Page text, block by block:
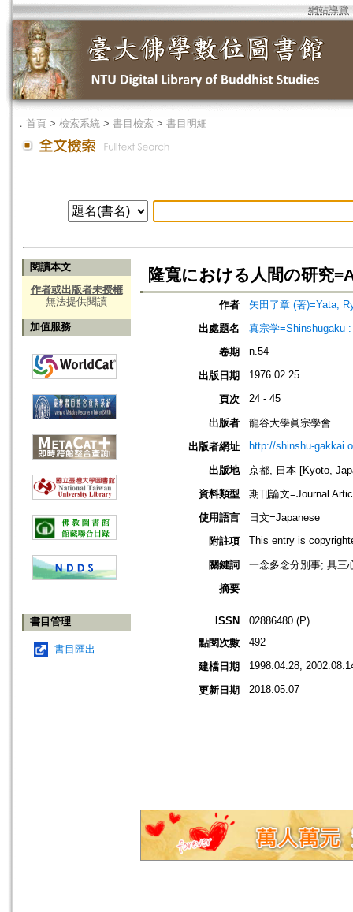
網站導覽
． 首頁 > 檢索系統 > 書目檢索 > 書目明細
閱讀本文
作者或出版者未授權
無法提供閱讀
加值服務
書目管理
書目匯出
隆寬における人間の研究
作者
矢田了章 (著)=Yata,
出處題名
真宗学=Shinshugaku
卷期
n.54
出版日期 1976.02.25
頁次 24 - 45
出版者
龍谷大學眞宗學會
出版者網址
http://shinshu-
出版地
京都, 日本 [Kyoto,
資料類型
期刊論文=Journal
使用語言
日文=Japanese
附註項
This entry is
關鍵詞
一念多念分別事; 具三
摘要
ISSN
02886480 (P)
點閱次數
492
建檔日期 1998.04.28;
更新日期 2018.05.07